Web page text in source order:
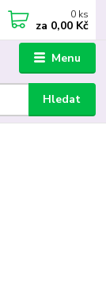
Menu
Hledat
0 ks
za 0,00 Kč